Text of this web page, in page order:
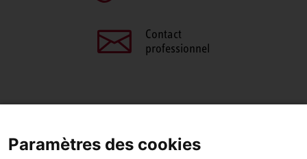
Contact
professionnel
FacebookLinkedIn
Paramètres des cookies